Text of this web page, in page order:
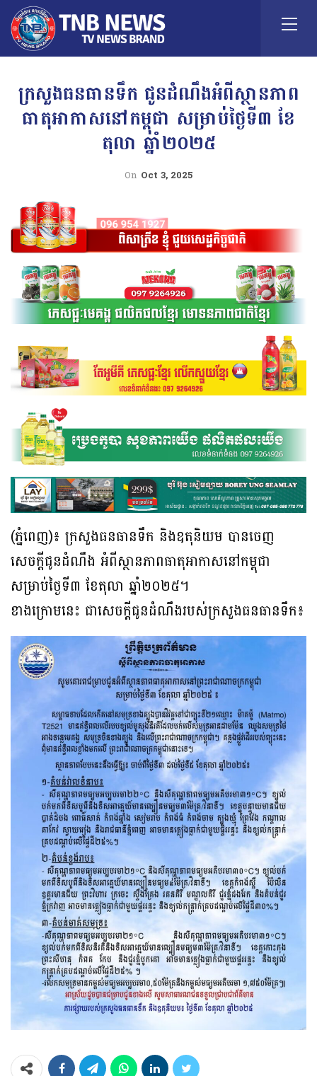
ក្រសួងធនធានទឹក ជូនដំណឹងអំពីស្ថានភាព
ធាតុអាកាសនៅកម្ពុជា សម្រាប់ថ្ងៃទី៣ ខែ
តុលា ឆ្នាំ២០២៥
On Oct 3, 2025
(ភ្នំពេញ)៖ ក្រសួងធនធានទឹក និងឧតុនិយម បានចេញ
សេចក្តីជូនដំណឹង អំពីស្ថានភាពធាតុអាកាសនៅកម្ពុជា
សម្រាប់ថ្ងៃទី៣ ខែតុលា ឆ្នាំ២០២៥។
ខាងក្រោមនេះ ជាសេចក្តីជូនដំណឹងរបស់ក្រសួងធនធានទឹក៖